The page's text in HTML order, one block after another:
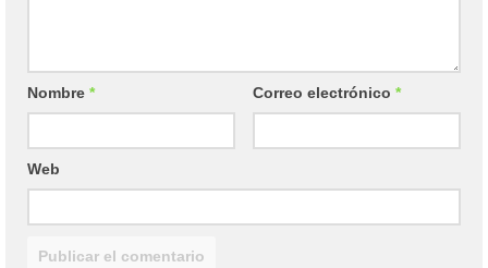
Nombre * Correo electrónico *
Web